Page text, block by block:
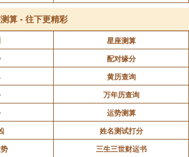
：干花椒3克冷水泡半小时，生姜拍
煮沸，改小火15分钟。受寒后泡脚，
，大枣均需剖开后按需使用。
络，如有侵权，请联系我们删除！以上内容，并
不代表易德轩观点。
算 - 往下更精彩
星座测算
配对缘分
黄历查询
万年历查询
运势测算
姓名测试打分
三生三世财运书